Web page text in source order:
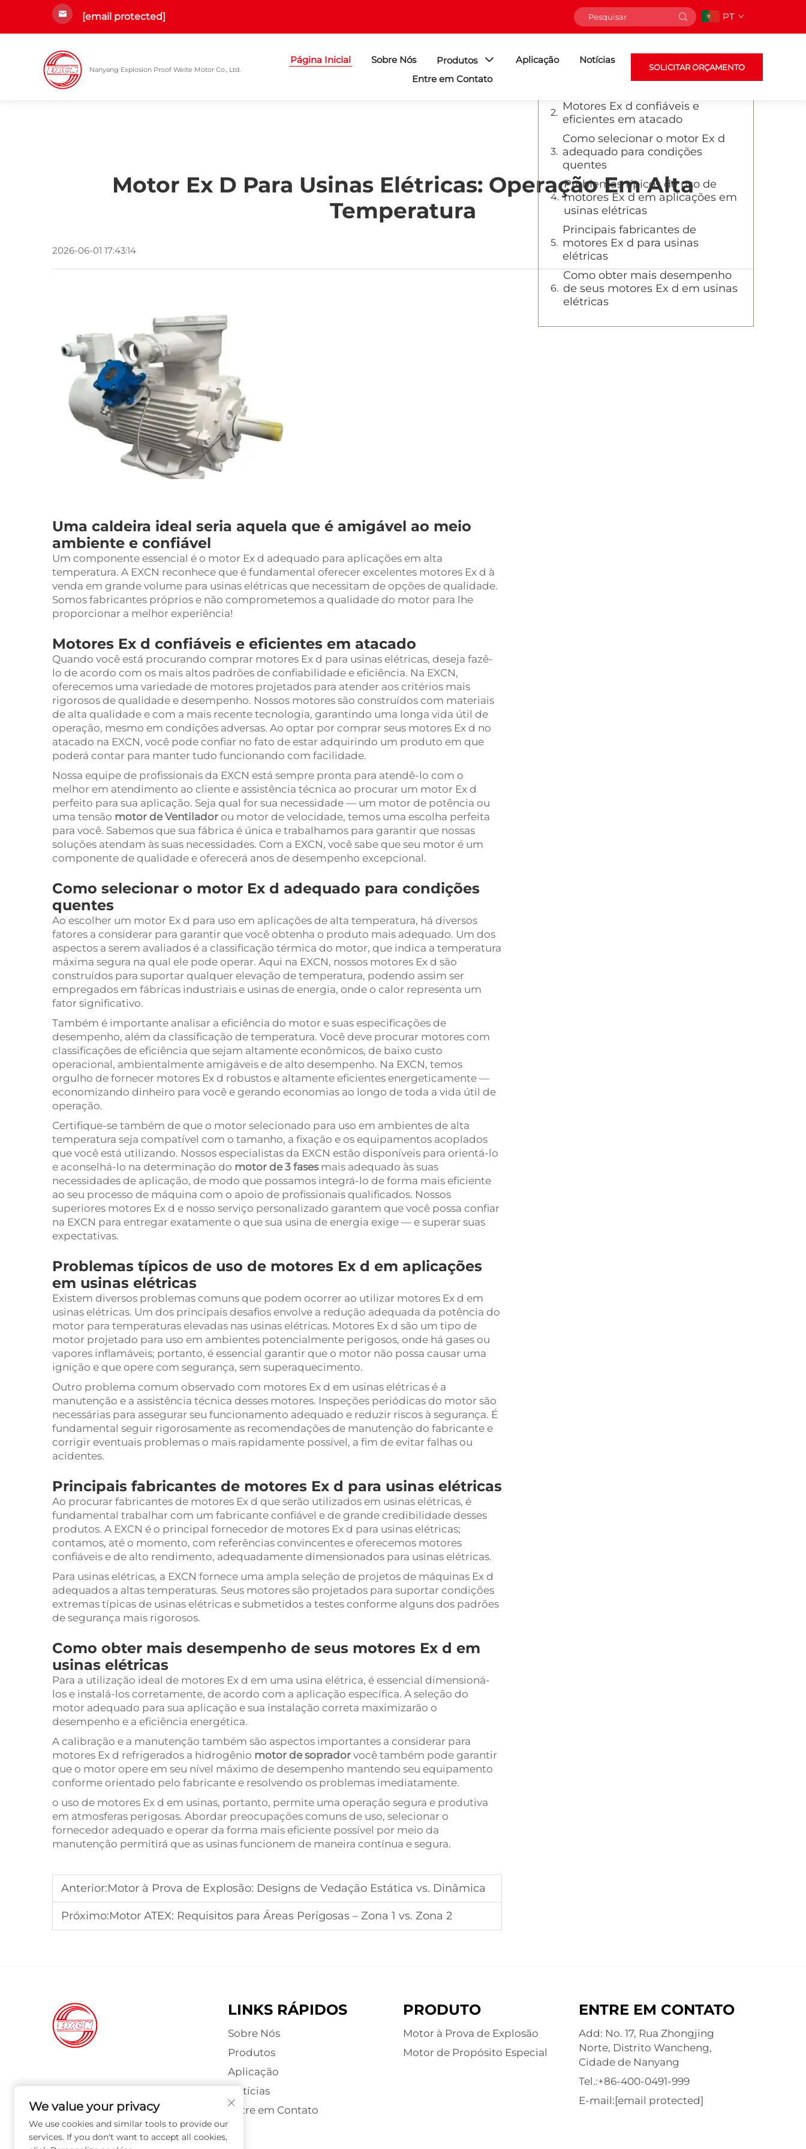
[email protected] PT
Nanyang Explosion Proof Weite Motor Co., Ltd.
Página Inicial Sobre Nós Produtos Aplicação
Notícias
Entre em Contato
SOLICITAR ORÇAMENTO
Motor Ex D Para Usinas Elétricas: Operação Em Alta
Temperatura
2026-06-01 17:43:14
Uma caldeira ideal seria aquela que é amigável ao meio
ambiente e confiável
Um componente essencial é o motor Ex d adequado para aplicações em alta
temperatura. A EXCN reconhece que é fundamental oferecer excelentes motores Ex d à
venda em grande volume para usinas elétricas que necessitam de opções de qualidade.
Somos fabricantes próprios e não comprometemos a qualidade do motor para lhe
proporcionar a melhor experiência!
Motores Ex d confiáveis e eficientes em atacado
Quando você está procurando comprar motores Ex d para usinas elétricas, deseja fazê-
lo de acordo com os mais altos padrões de confiabilidade e eficiência. Na EXCN,
oferecemos uma variedade de motores projetados para atender aos critérios mais
rigorosos de qualidade e desempenho. Nossos motores são construídos com materiais
de alta qualidade e com a mais recente tecnologia, garantindo uma longa vida útil de
operação, mesmo em condições adversas. Ao optar por comprar seus motores Ex d no
atacado na EXCN, você pode confiar no fato de estar adquirindo um produto em que
poderá contar para manter tudo funcionando com facilidade.
Nossa equipe de profissionais da EXCN está sempre pronta para atendê-lo com o
melhor em atendimento ao cliente e assistência técnica ao procurar um motor Ex d
perfeito para sua aplicação. Seja qual for sua necessidade — um motor de potência ou
uma tensão motor de Ventilador ou motor de velocidade, temos uma escolha perfeita
para você. Sabemos que sua fábrica é única e trabalhamos para garantir que nossas
soluções atendam às suas necessidades. Com a EXCN, você sabe que seu motor é um
componente de qualidade e oferecerá anos de desempenho excepcional.
Como selecionar o motor Ex d adequado para condições
quentes
Ao escolher um motor Ex d para uso em aplicações de alta temperatura, há diversos
fatores a considerar para garantir que você obtenha o produto mais adequado. Um dos
aspectos a serem avaliados é a classificação térmica do motor, que indica a temperatura
máxima segura na qual ele pode operar. Aqui na EXCN, nossos motores Ex d são
construídos para suportar qualquer elevação de temperatura, podendo assim ser
empregados em fábricas industriais e usinas de energia, onde o calor representa um
fator significativo.
Também é importante analisar a eficiência do motor e suas especificações de
desempenho, além da classificação de temperatura. Você deve procurar motores com
classificações de eficiência que sejam altamente econômicos, de baixo custo
operacional, ambientalmente amigáveis e de alto desempenho. Na EXCN, temos
orgulho de fornecer motores Ex d robustos e altamente eficientes energeticamente —
economizando dinheiro para você e gerando economias ao longo de toda a vida útil de
operação.
Certifique-se também de que o motor selecionado para uso em ambientes de alta
temperatura seja compatível com o tamanho, a fixação e os equipamentos acoplados
que você está utilizando. Nossos especialistas da EXCN estão disponíveis para orientá-lo
e aconselhá-lo na determinação do motor de 3 fases mais adequado às suas
necessidades de aplicação, de modo que possamos integrá-lo de forma mais eficiente
ao seu processo de máquina com o apoio de profissionais qualificados. Nossos
superiores motores Ex d e nosso serviço personalizado garantem que você possa confiar
na EXCN para entregar exatamente o que sua usina de energia exige — e superar suas
expectativas.
Problemas típicos de uso de motores Ex d em aplicações
em usinas elétricas
Existem diversos problemas comuns que podem ocorrer ao utilizar motores Ex d em
usinas elétricas. Um dos principais desafios envolve a redução adequada da potência do
motor para temperaturas elevadas nas usinas elétricas. Motores Ex d são um tipo de
motor projetado para uso em ambientes potencialmente perigosos, onde há gases ou
vapores inflamáveis; portanto, é essencial garantir que o motor não possa causar uma
ignição e que opere com segurança, sem superaquecimento.
Outro problema comum observado com motores Ex d em usinas elétricas é a
manutenção e a assistência técnica desses motores. Inspeções periódicas do motor são
necessárias para assegurar seu funcionamento adequado e reduzir riscos à segurança. É
fundamental seguir rigorosamente as recomendações de manutenção do fabricante e
corrigir eventuais problemas o mais rapidamente possível, a fim de evitar falhas ou
acidentes.
Principais fabricantes de motores Ex d para usinas elétricas
Ao procurar fabricantes de motores Ex d que serão utilizados em usinas elétricas, é
fundamental trabalhar com um fabricante confiável e de grande credibilidade desses
produtos. A EXCN é o principal fornecedor de motores Ex d para usinas elétricas;
contamos, até o momento, com referências convincentes e oferecemos motores
confiáveis e de alto rendimento, adequadamente dimensionados para usinas elétricas.
Para usinas elétricas, a EXCN fornece uma ampla seleção de projetos de máquinas Ex d
adequados a altas temperaturas. Seus motores são projetados para suportar condições
extremas típicas de usinas elétricas e submetidos a testes conforme alguns dos padrões
de segurança mais rigorosos.
Como obter mais desempenho de seus motores Ex d em
usinas elétricas
Para a utilização ideal de motores Ex d em uma usina elétrica, é essencial dimensioná-
los e instalá-los corretamente, de acordo com a aplicação específica. A seleção do
motor adequado para sua aplicação e sua instalação correta maximizarão o
desempenho e a eficiência energética.
A calibração e a manutenção também são aspectos importantes a considerar para
motores Ex d refrigerados a hidrogênio motor de soprador você também pode garantir
que o motor opere em seu nível máximo de desempenho mantendo seu equipamento
conforme orientado pelo fabricante e resolvendo os problemas imediatamente.
o uso de motores Ex d em usinas, portanto, permite uma operação segura e produtiva
em atmosferas perigosas. Abordar preocupações comuns de uso, selecionar o
fornecedor adequado e operar da forma mais eficiente possível por meio da
manutenção permitirá que as usinas funcionem de maneira contínua e segura.
Anterior:Motor à Prova de Explosão: Designs de Vedação Estática vs. Dinâmica
Próximo:Motor ATEX: Requisitos para Áreas Perigosas – Zona 1 vs. Zona 2
Sumário
Uma caldeira ideal seria aquela
que é amigável ao meio
Motores Ex d confiáveis e
eficientes em atacado
Como selecionar o motor Ex d
adequado para condições
quentes
Problemas típicos de uso de
motores Ex d em aplicações em
usinas elétricas
Principais fabricantes de
motores Ex d para usinas
elétricas
Como obter mais desempenho
de seus motores Ex d em usinas
elétricas
LINKS RÁPIDOS
Sobre Nós
Produtos
Aplicação
Notícias
Entre em Contato
PRODUTO
Motor à Prova de Explosão
Motor de Propósito Especial
ENTRE EM CONTATO
Add: No. 17, Rua Zhongjing
Norte, Distrito Wancheng,
Cidade de Nanyang
Tel.:+86-400-0491-999
E-mail:[email protected]
We value your privacy
We use cookies and similar tools to provide our
services. If you don't want to accept all cookies,